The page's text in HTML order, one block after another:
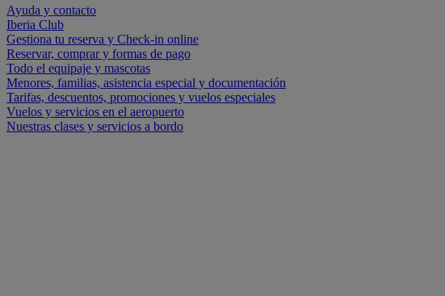
Ayuda y contacto
Iberia Club
Gestiona tu reserva y Check-in online
Reservar, comprar y formas de pago
Todo el equipaje y mascotas
Menores, familias, asistencia especial y documentación
Tarifas, descuentos, promociones y vuelos especiales
Vuelos y servicios en el aeropuerto
Nuestras clases y servicios a bordo